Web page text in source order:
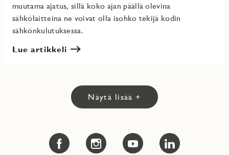
muutama ajatus, sillä koko ajan päällä olevina
sähkölaitteina ne voivat olla isohko tekijä kodin
sähkönkulutuksessa.
Lue artikkeli
Näytä lisää +